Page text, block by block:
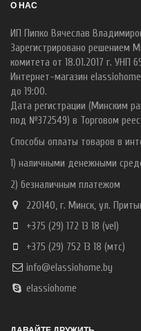
О НАС
ИП Пипко Вячеслав
Зарегистрировано решением
комитета от 18.01.2017 г. УНП
Интернет-магазин
до 19:00.
Дата регистрации (Минским
под №372549) в Торговом
Способы оплаты товаров в
1) наличными денежными
2) безналичным платежом
220140, г. Минск, ул.
+375 (29) 172 13 18 (vel)
+375 (29) 752 13 18 (мтс)
info@elassiohome.by
elassiohome